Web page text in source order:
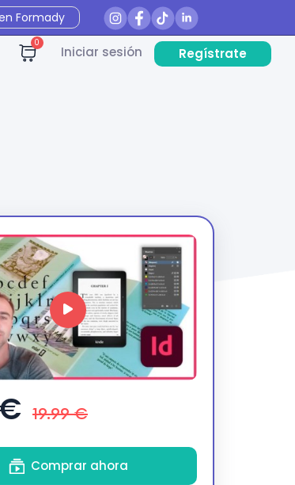
Formady
0
Iniciar sesión Regístrate
19.99 €
Comprar ahora